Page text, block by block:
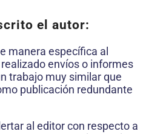
el autor:
manera específica al
envíos o informes
trabajo muy similar que
publicación redundante
al editor con respecto a